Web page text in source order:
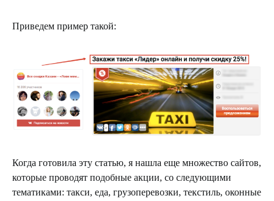
Приведем пример такой:
Когда готовила эту статью, я нашла еще множество сайтов,
которые проводят подобные акции, со следующими
тематиками: такси, еда, грузоперевозки, текстиль, оконные